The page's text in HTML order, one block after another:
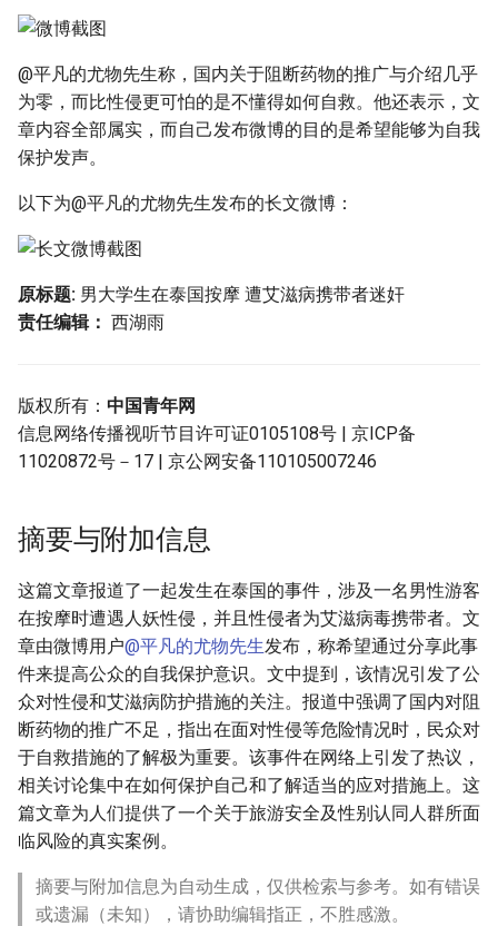
e
a
r
c
h
@平凡的尤物先生称，国内关于阻断药物的推广与介绍几乎
为零，而比性侵更可怕的是不懂得如何自救。他还表示，文
章内容全部属实，而自己发布微博的目的是希望能够为自我
保护发声。
以下为@平凡的尤物先生发布的长文微博：
原标题: 男大学生在泰国按摩 遭艾滋病携带者迷奸
责任编辑： 西湖雨
版权所有： 中国青年网
信息网络传播视听节目许可证0105108号 | 京ICP备
11020872号－17 | 京公网安备110105007246
摘要与附加信息
这篇文章报道了一起发生在泰国的事件，涉及一名男性游客
在按摩时遭遇人妖性侵，并且性侵者为艾滋病毒携带者。文
章由微博用户@平凡的尤物先生发布，称希望通过分享此事
件来提高公众的自我保护意识。文中提到，该情况引发了公
众对性侵和艾滋病防护措施的关注。报道中强调了国内对阻
断药物的推广不足，指出在面对性侵等危险情况时，民众对
于自救措施的了解极为重要。该事件在网络上引发了热议，
相关讨论集中在如何保护自己和了解适当的应对措施上。这
篇文章为人们提供了一个关于旅游安全及性别认同人群所面
临风险的真实案例。
摘要与附加信息为自动生成，仅供检索与参考。如有错误
或遗漏（未知），请协助编辑指正，不胜感激。